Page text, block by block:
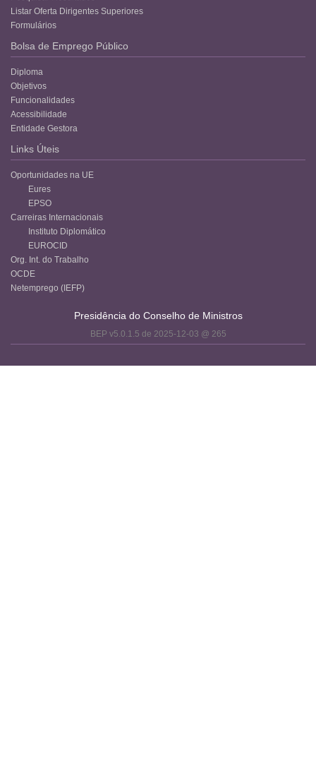
Listar Oferta Dirigentes Superiores
Formulários
Bolsa de Emprego Público
Diploma
Objetivos
Funcionalidades
Acessibilidade
Entidade Gestora
Links Úteis
Oportunidades na UE
Eures
EPSO
Carreiras Internacionais
Instituto Diplomático
EUROCID
Org. Int. do Trabalho
OCDE
Netemprego (IEFP)
Presidência do Conselho de Ministros
BEP v5.0.1.5 de 2025-12-03 @ 265